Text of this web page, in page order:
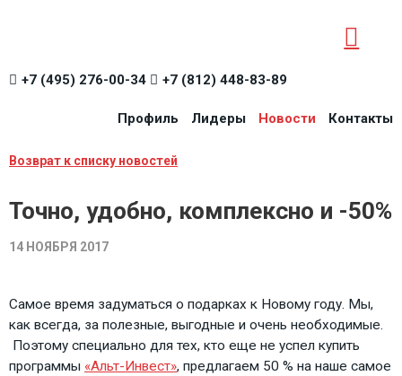
+7 (495) 276-00-34 +7 (812) 448-83-89
Профиль Лидеры Новости Контакты
Возврат к списку новостей
Точно, удобно, комплексно и -50%
14 НОЯБРЯ 2017
Самое время задуматься о подарках к Новому году. Мы,
как всегда, за полезные, выгодные и очень необходимые.
Поэтому специально для тех, кто еще не успел купить
программы «Альт-Инвест», предлагаем 50 % на наше самое